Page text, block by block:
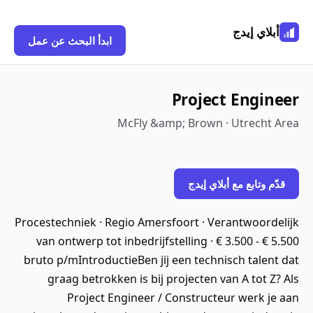
أبلاي إيدج
ابدأ البحث عن عمل
Project Engineer
McFly &amp; Brown · Utrecht Area
قدّم وتابع مع أبلاي إيدج
Procestechniek · Regio Amersfoort · Verantwoordelijk
van ontwerp tot inbedrijfstelling · € 3.500 - € 5.500
bruto p/mIntroductieBen jij een technisch talent dat
graag betrokken is bij projecten van A tot Z? Als
Project Engineer / Constructeur werk je aan